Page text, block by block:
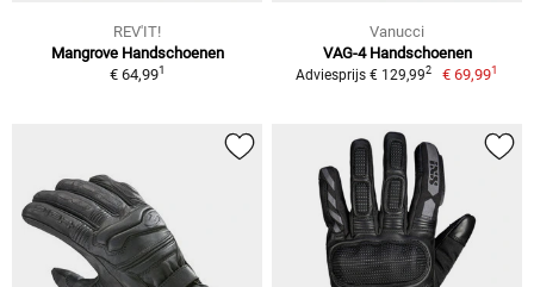
REV'IT!
Mangrove Handschoenen
€ 64,991
Vanucci
VAG-4 Handschoenen
Adviesprijs € 129,992 € 69,991